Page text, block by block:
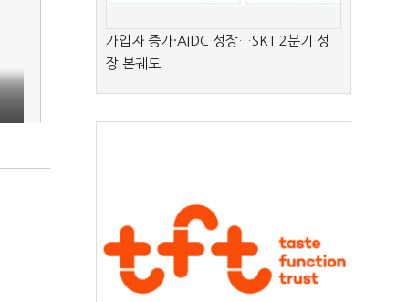
가입자 증가·AIDC 성장…SKT 2분기 성
장 본궤도